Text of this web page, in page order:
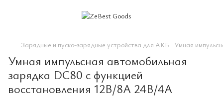
Зарядные и пуско-зарядные устройства для АКБ Умная
Умная импульсная автомобильная
зарядка DC80 с функцией
восстановления 12В/8А 24В/4А